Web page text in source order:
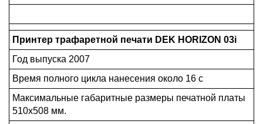
Принтер трафаретной печати DEK HORIZON 03i
Год выпуска 2007
Время полного цикла нанесения около 16 с
Максимальные габаритные размеры печатной платы
510х508 мм.